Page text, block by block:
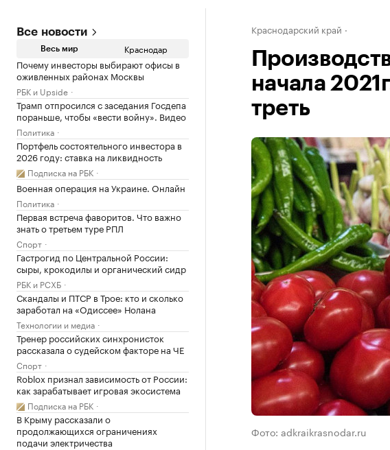
Все новости
Весь мир Краснодар
Почему инвесторы выбирают офисы в
оживленных районах Москвы
РБК и Upside
Трамп отпросился с заседания Госдепа
пораньше, чтобы «вести войну». Видео
Политика
Портфель состоятельного инвестора в
2026 году: ставка на ликвидность
Подписка на РБК
Военная операция на Украине. Онлайн
Политика
Первая встреча фаворитов. Что важно
знать о третьем туре РПЛ
Спорт
Гастрогид по Центральной России:
сыры, крокодилы и органический сидр
РБК и РСХБ
Скандалы и ПТСР в Трое: кто и сколько
заработал на «Одиссее» Нолана
Технологии и медиа
Тренер российских синхронисток
рассказала о судейском факторе на ЧЕ
Спорт
Roblox признал зависимость от России:
как зарабатывает игровая экосистема
Подписка на РБК
В Крыму рассказали о
продолжающихся ограничениях
подачи электричества
Краснодарский край
начала
треть
Фото: adkraikrasnodar.ru